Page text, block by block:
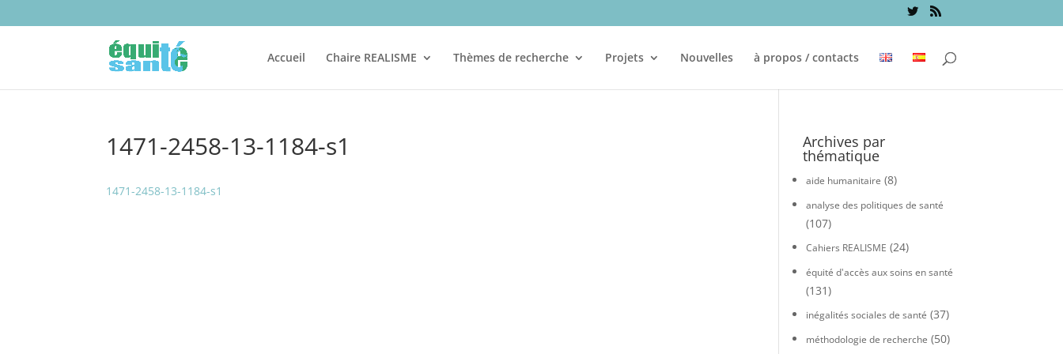
Accueil Chaire REALISME Thèmes de recherche Projets Nouvelles à propos / contacts
1471-2458-13-1184-s1
1471-2458-13-1184-s1
Archives par
thématique
aide humanitaire (8)
analyse des politiques de santé
(107)
Cahiers REALISME (24)
équité d'accès aux soins en santé
(131)
inégalités sociales de santé (37)
méthodologie de recherche (50)